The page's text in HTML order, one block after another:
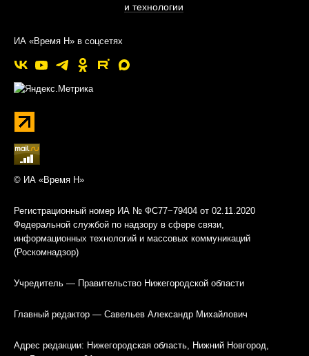
и технологии
ИА «Время Н» в соцсетях
© ИА «Время Н»
Регистрационный номер ИА № ФС77−79404 от 02.11.2020
Федеральной службой по надзору в сфере связи,
информационных технологий и массовых коммуникаций
(Роскомнадзор)
Учредитель — Правительство Нижегородской области
Главный редактор — Савельев Александр Михайлович
Адрес редакции: Нижегородская область, Нижний Новгород,